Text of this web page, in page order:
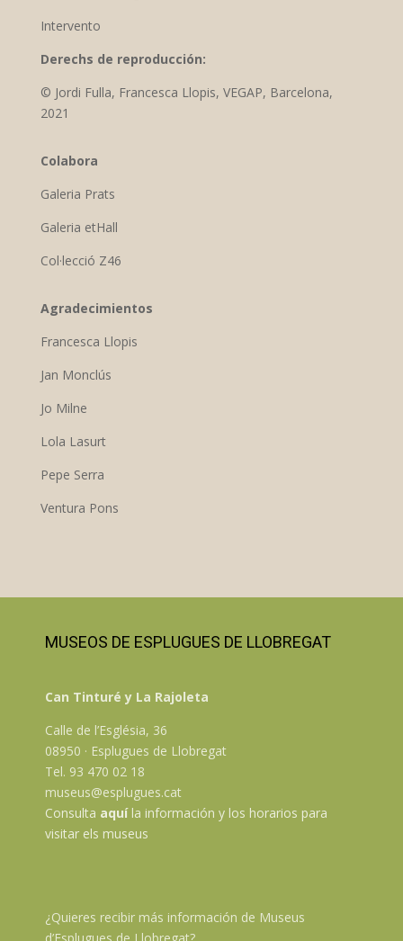
Intervento
Derechs de reproducción:
© Jordi Fulla, Francesca Llopis, VEGAP, Barcelona,
2021
Colabora
Galeria Prats
Galeria etHall
Col·lecció Z46
Agradecimientos
Francesca Llopis
Jan Monclús
Jo Milne
Lola Lasurt
Pepe Serra
Ventura Pons
MUSEOS DE ESPLUGUES DE LLOBREGAT
Can Tinturé y La Rajoleta
Calle de l’Església, 36
08950 · Esplugues de Llobregat
Tel. 93 470 02 18
museus@esplugues.cat
Consulta aquíla información y los horarios para
visitar els museus
¿Quieres recibir más información de Museus